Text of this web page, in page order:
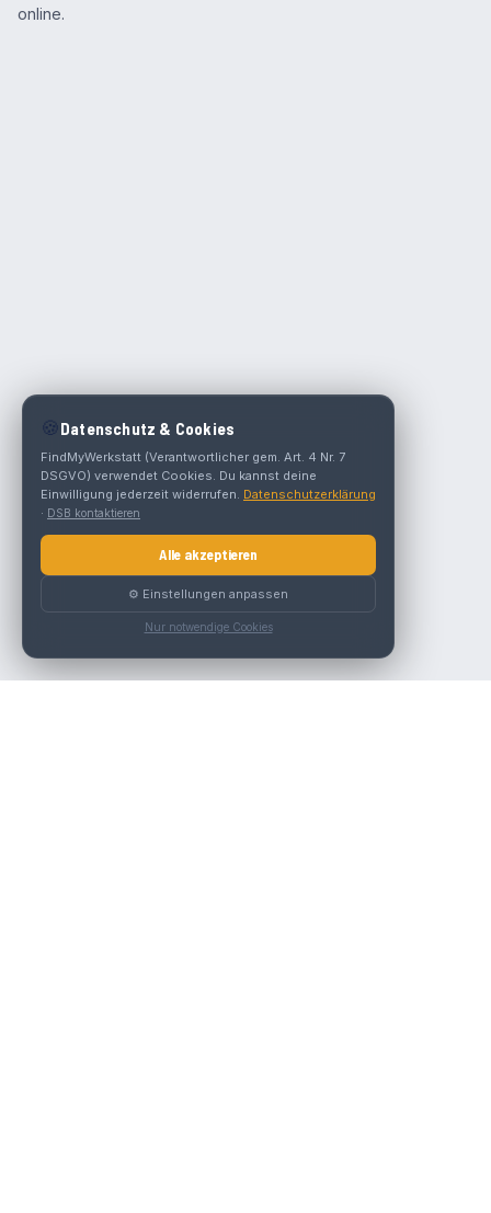
online.
🍪 Datenschutz & Cookies
FindMyWerkstatt (Verantwortlicher gem. Art. 4 Nr. 7
DSGVO) verwendet Cookies. Du kannst deine
Einwilligung jederzeit widerrufen. Datenschutzerklärung
· DSB kontaktieren
Alle akzeptieren
⚙️ Einstellungen anpassen
Nur notwendige Cookies